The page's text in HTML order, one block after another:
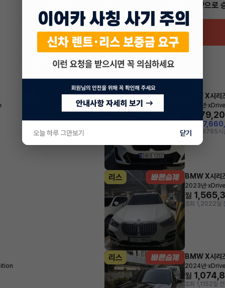
인증 차량으로
리스 BMW X시리
2024년·
조회 2,9785시
리스 BMW X시리
2023년·
월
조회 1,2022일
리스 BMW X시리
2024년·
월
조회 1,1152일 전
오늘 하루 그만보기 닫기